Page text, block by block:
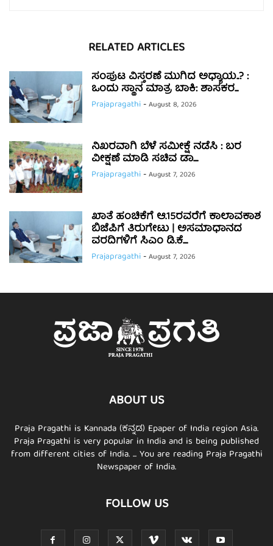
RELATED ARTICLES
ಸಂಪುಟ ವಿಸ್ತರಣೆ ಮುಗಿದ ಅಧ್ಯಾಯ..? :
ಒಂದು ಸ್ಥಾನ ಮಾತ್ರ ಬಾಕಿ: ಶಾಸಕರ...
Prajapragathi-August 8, 2026
ನಿಖರವಾಗಿ ಬೆಳೆ ಸಮೀಕ್ಷೆ ನಡೆಸಿ : ಬರ
ವೀಕ್ಷಣೆ ಮಾಡಿ ಸಚಿವ ಡಾ....
Prajapragathi-August 7, 2026
ಖಾತೆ ಹಂಚಿಕೆಗೆ ಆ.15ರವರೆಗೆ ಕಾಲಾವಕಾಶ
ಬಿಜೆಪಿಗೆ ತಿರುಗೇಟು | ಅಸಮಾಧಾನದ
ವರದಿಗಳಿಗೆ ಸಿಎಂ ಡಿ.ಕೆ....
Prajapragathi-August 7, 2026
ABOUT US
Praja Pragathi is Kannada (ಕನ್ನಡ) Epaper of India region Asia.
Praja Pragathi is very popular in India and is being published
from different cities of India. ... You are reading Praja Pragathi
Newspaper of India.
FOLLOW US